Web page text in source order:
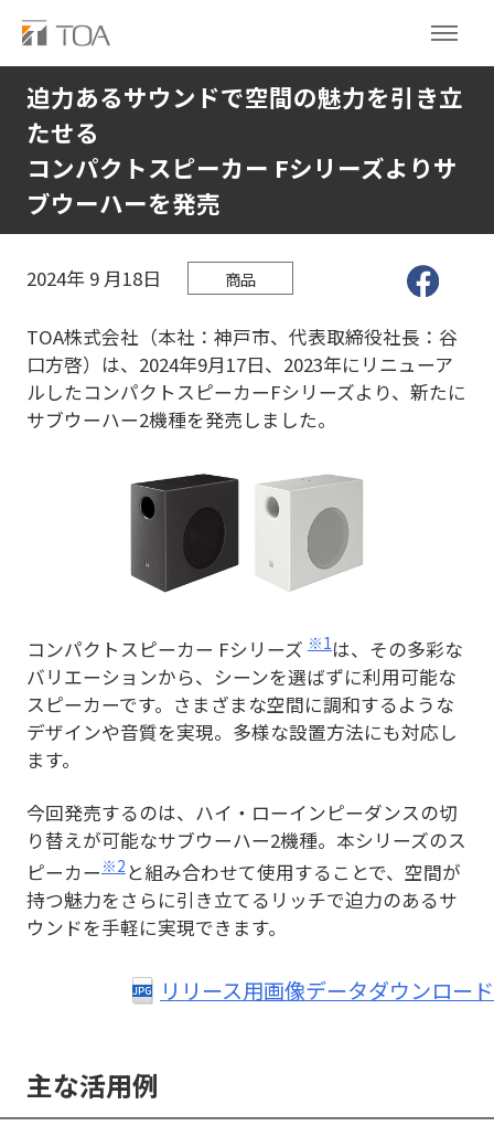
迫力あるサウンドで空間の魅力を引き立
たせる
コンパクトスピーカー Fシリーズよりサ
ブウーハーを発売
2024年 9 月18日 商品
TOA株式会社（本社：神戸市、代表取締役社長：谷
口方啓）は、2024年9月17日、2023年にリニューア
ルしたコンパクトスピーカーFシリーズより、新たに
サブウーハー2機種を発売しました。
コンパクトスピーカー Fシリーズ ※1は、その多彩な
バリエーションから、シーンを選ばずに利用可能な
スピーカーです。さまざまな空間に調和するような
デザインや音質を実現。多様な設置方法にも対応し
ます。
今回発売するのは、ハイ・ローインピーダンスの切
り替えが可能なサブウーハー2機種。本シリーズのス
ピーカー ※2と組み合わせて使用することで、空間が
持つ魅力をさらに引き立てるリッチで迫力のあるサ
ウンドを手軽に実現できます。
リリース用画像データダウンロード
主な活用例